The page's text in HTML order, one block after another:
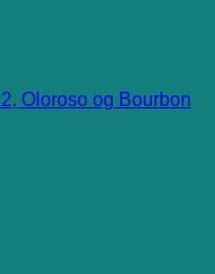
Oloroso og Bourbon